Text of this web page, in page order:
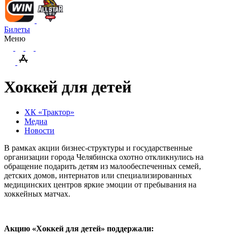
Билеты
Меню
Хоккей для детей
ХК «Трактор»
Медиа
Новости
В рамках акции бизнес-структуры и государственные
организации города Челябинска охотно откликнулись на
обращение подарить детям из малообеспеченных семей,
детских домов, интернатов или специализированных
медицинских центров яркие эмоции от пребывания на
хоккейных матчах.
Акцию «Хоккей для детей» поддержали: